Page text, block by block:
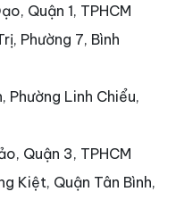
Quận 1, TPHCM
Phường 7, Bình
Phường Linh Chiểu,
Quận 3, TPHCM
Kiệt, Quận Tân Bình,